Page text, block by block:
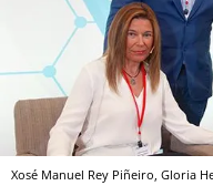
Xosé Manuel Rey Piñeiro, Gloria